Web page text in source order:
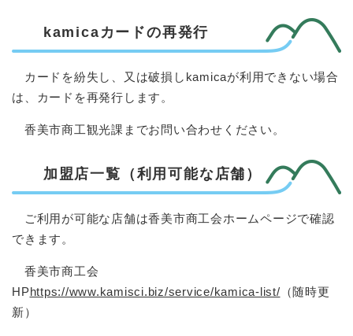
kamicaカードの再発行
​ カードを紛失し、又は破損しkamicaが利用できない場合
は、カードを再発行します。
香美市商工観光課までお問い合わせください。
加盟店一覧（利用可能な店舗）
ご利用が可能な店舗は香美市商工会ホームページで確認
できます。
香美市商工会
HPhttps://www.kamisci.biz/service/kamica-list/ （随時更
新）